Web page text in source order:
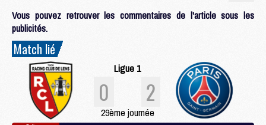
Vous pouvez retrouver les commentaires de l'article sous les
publicités.
Match lié
Ligue 1
0 2
29ème journée